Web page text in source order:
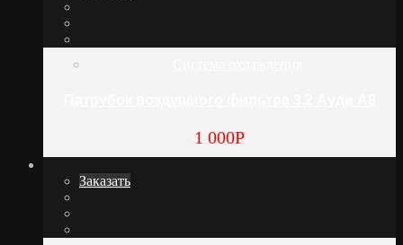
1 000Р
Заказать